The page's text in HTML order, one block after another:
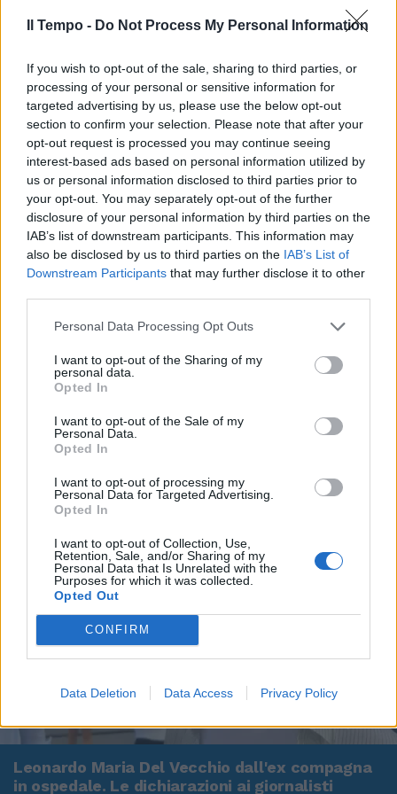
Il Tempo - Do Not Process My Personal Information
If you wish to opt-out of the sale, sharing to third parties, or
processing of your personal or sensitive information for
targeted advertising by us, please use the below opt-out
section to confirm your selection. Please note that after your
opt-out request is processed you may continue seeing
interest-based ads based on personal information utilized by
us or personal information disclosed to third parties prior to
your opt-out. You may separately opt-out of the further
disclosure of your personal information by third parties on the
IAB’s list of downstream participants. This information may
also be disclosed by us to third parties on the IAB’s List of
Downstream Participants that may further disclose it to other
Personal Data Processing Opt Outs
I want to opt-out of the Sharing of my
personal data.
Opted In
I want to opt-out of the Sale of my
Personal Data.
Opted In
I want to opt-out of processing my
Personal Data for Targeted Advertising.
Opted In
I want to opt-out of Collection, Use,
Retention, Sale, and/or Sharing of my
Personal Data that Is Unrelated with the
Purposes for which it was collected.
Opted Out
CONFIRM
Data Deletion Data Access Privacy Policy
Leonardo Maria Del Vecchio dall'ex compagna
in ospedale. Le dichiarazioni ai giornalisti